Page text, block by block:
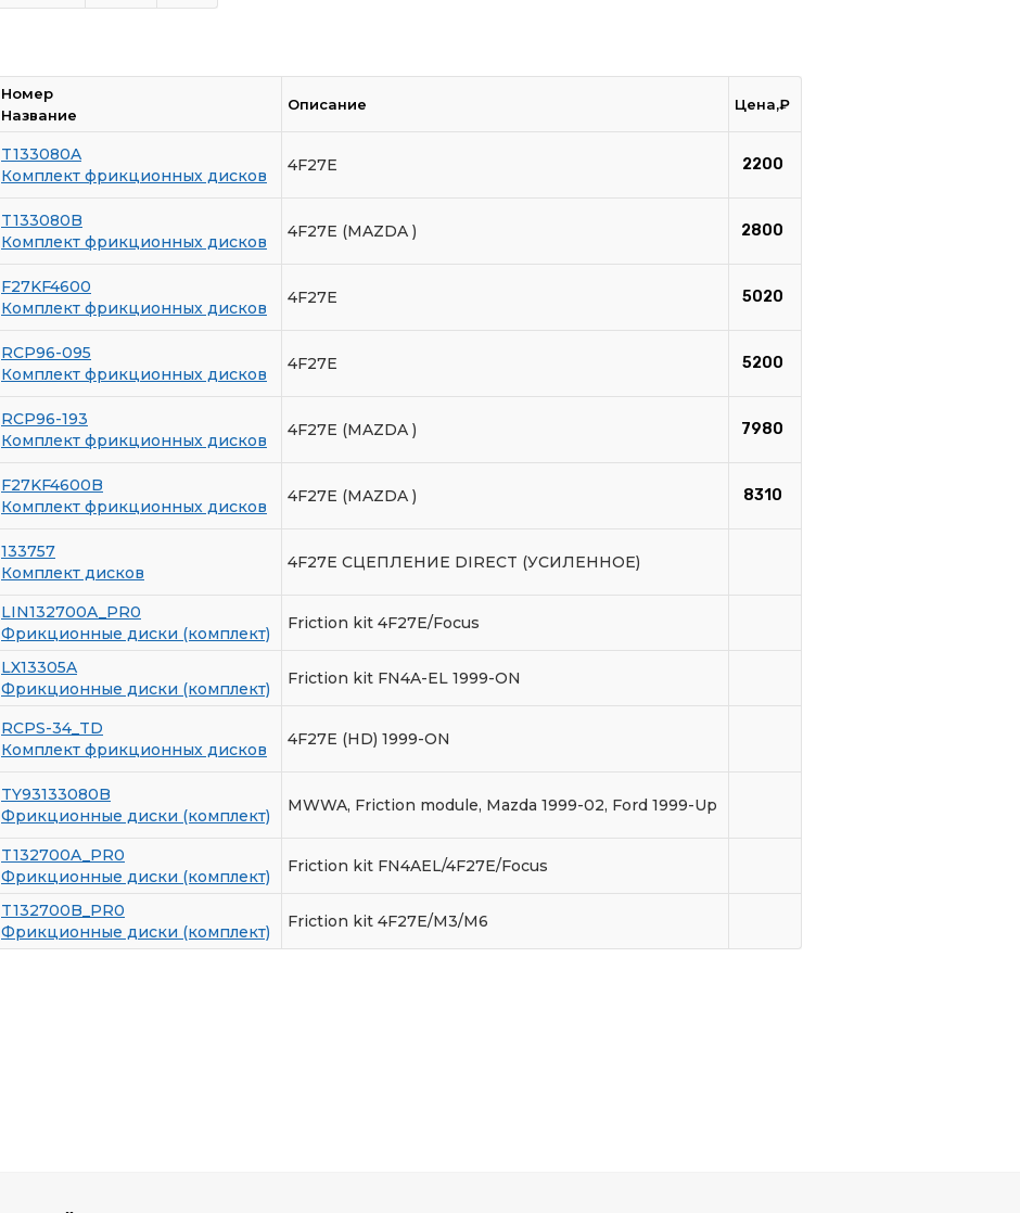
Номер
Название
Описание Цена,₽
T133080A
Комплект фрикционных дисков
4F27E 2200
T133080B
Комплект фрикционных дисков
4F27E (MAZDA ) 2800
F27KF4600
Комплект фрикционных дисков
4F27E 5020
RCP96-095
Комплект фрикционных дисков
4F27E 5200
RCP96-193
Комплект фрикционных дисков
4F27E (MAZDA ) 7980
F27KF4600B
Комплект фрикционных дисков
4F27E (MAZDA ) 8310
133757
Комплект дисков
4F27E СЦЕПЛЕНИЕ DIRECT (УСИЛЕННОЕ)
LIN132700A_PR0
Фрикционные диски (комплект)
Friction kit 4F27E/Focus
LX13305A
Фрикционные диски (комплект)
Friction kit FN4A-EL 1999-ON
RCPS-34_TD
Комплект фрикционных дисков
4F27E (HD) 1999-ON
TY93133080B
Фрикционные диски (комплект)
MWWA, Friction module, Mazda 1999-02, Ford 1999-Up
T132700A_PR0
Фрикционные диски (комплект)
Friction kit FN4AEL/4F27E/Focus
T132700B_PR0
Фрикционные диски (комплект)
Friction kit 4F27E/M3/M6